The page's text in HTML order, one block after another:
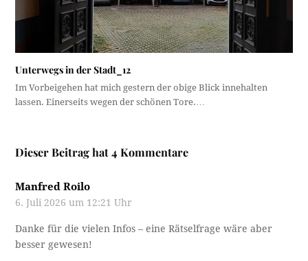
Unterwegs in der Stadt_12
Im Vorbeigehen hat mich gestern der obige Blick innehalten
lassen. Einerseits wegen der schönen Tore.…
Dieser Beitrag hat 4 Kommentare
Manfred Roilo
6. Juli 2026 um 12:21 Uhr
Danke für die vielen Infos – eine Rätselfrage wäre aber
besser gewesen!